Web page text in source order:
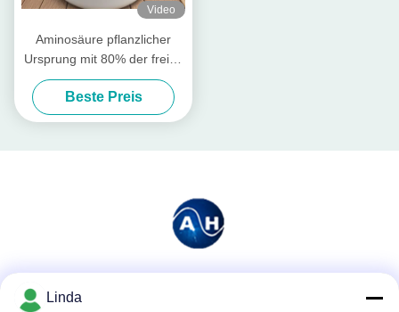
Video
Aminosäure pflanzlicher
Ursprung mit 80% der freien
Aminosäuren
Beste Preis
Linda